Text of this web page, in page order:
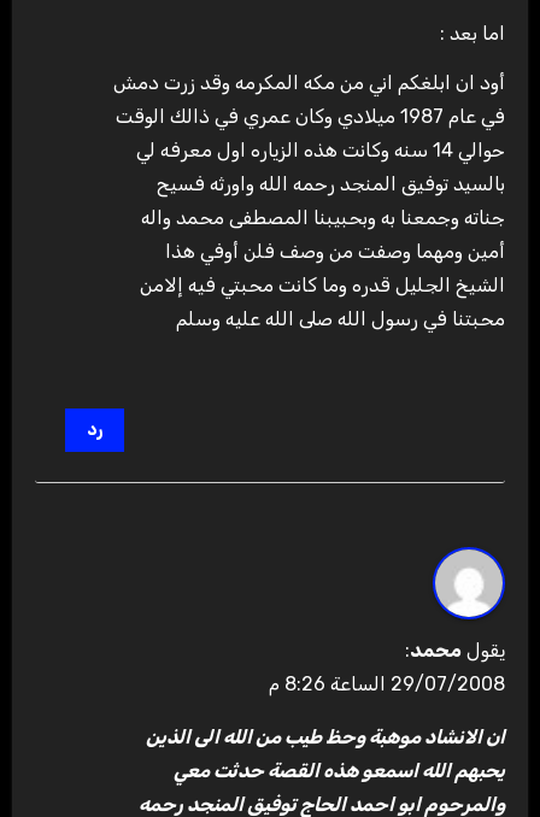
اما بعد :
أود ان ابلغكم اني من مكه المكرمه وقد زرت دمش
في عام 1987 ميلادي وكان عمري في ذالك الوقت
حوالي 14 سنه وكانت هذه الزياره اول معرفه لي
بالسيد توفيق المنجد رحمه الله واورثه فسيح
جناته وجمعنا به وبحبيبنا المصطفى محمد واله
أمين ومهما وصفت من وصف فلن أوفي هذا
الشيخ الجليل قدره وما كانت محبتي فيه إلامن
محبتنا في رسول الله صلى الله عليه وسلم
رد
يقول محمد:
29/07/2008 الساعة 8:26 م
ان الانشاد موهبة وحظ طيب من الله الى الذين
يحبهم الله اسمعو هذه القصة حدثت معي
والمرحوم ابو احمد الحاج توفيق المنجد رحمه